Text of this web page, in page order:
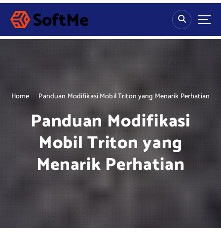
S
p
Home Panduan Modifikasi Mobil Triton yang Menarik Perhatian
Panduan Modifikasi
Mobil Triton yang
Menarik Perhatian